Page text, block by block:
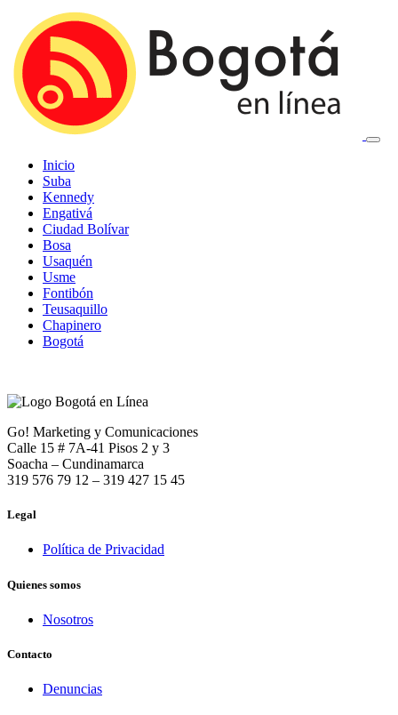
Inicio
Suba
Kennedy
Engativá
Ciudad Bolívar
Bosa
Usaquén
Usme
Fontibón
Teusaquillo
Chapinero
Bogotá
Go! Marketing y Comunicaciones
Calle 15 # 7A-41 Pisos 2 y 3
Soacha – Cundinamarca
319 576 79 12 – 319 427 15 45
Legal
Política de Privacidad
Quienes somos
Nosotros
Contacto
Denuncias